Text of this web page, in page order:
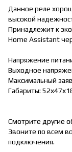
Данное реле
высокой
Принадлежит к
Home Assistant
Напряжение
Выходное
Максимальный
Габариты:
Смотрите другие
Звоните по всем
подключения.